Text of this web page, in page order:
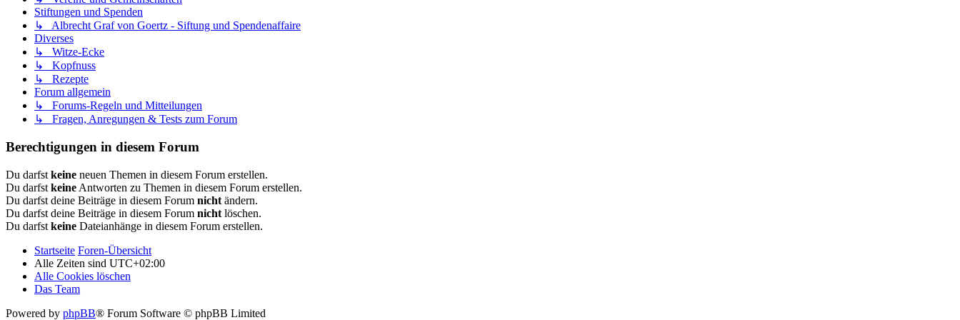
Stiftungen und Spenden
↳ Albrecht Graf von Goertz - Siftung und Spendenaffaire
Diverses
↳ Witze-Ecke
↳ Kopfnuss
↳ Rezepte
Forum allgemein
↳ Forums-Regeln und Mitteilungen
↳ Fragen, Anregungen & Tests zum Forum
Berechtigungen in diesem Forum
Du darfst keine neuen Themen in diesem Forum erstellen.
Du darfst keine Antworten zu Themen in diesem Forum erstellen.
Du darfst deine Beiträge in diesem Forum nicht ändern.
Du darfst deine Beiträge in diesem Forum nicht löschen.
Du darfst keine Dateianhänge in diesem Forum erstellen.
Startseite Foren-Übersicht
Alle Zeiten sind UTC+02:00
Alle Cookies löschen
Das Team
Powered by phpBB® Forum Software © phpBB Limited